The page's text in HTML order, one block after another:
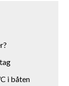
i båten